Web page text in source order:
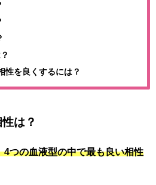
性を良くするには？
は？
つの血液型の中で最も良い相性